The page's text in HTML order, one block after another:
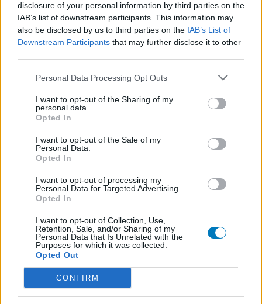
disclosure of your personal information by third parties on the
IAB’s list of downstream participants. This information may
also be disclosed by us to third parties on the IAB’s List of
Downstream Participants that may further disclose it to other
Personal Data Processing Opt Outs
I want to opt-out of the Sharing of my
personal data.
Opted In
I want to opt-out of the Sale of my
Personal Data.
Opted In
I want to opt-out of processing my
Personal Data for Targeted Advertising.
Opted In
I want to opt-out of Collection, Use,
Retention, Sale, and/or Sharing of my
Personal Data that Is Unrelated with the
Purposes for which it was collected.
Opted Out
CONFIRM